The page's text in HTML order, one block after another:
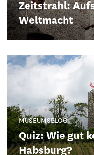
Zeitstrahl:
Weltmacht
MUSEUMSBLOG
Quiz: Wie gut
Habsburg?